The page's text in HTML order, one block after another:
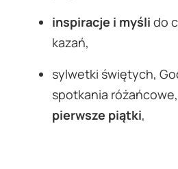
inspiracje i myśli do
kazań,
sylwetki świętych,
spotkania różańcowe,
pierwsze piątki,